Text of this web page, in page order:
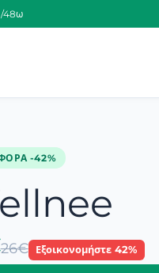
48ω
-42%
26€ Εξοικονομήστε 42%